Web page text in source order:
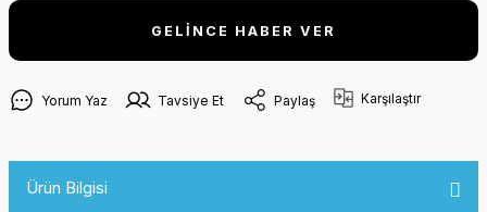
GELİNCE HABER VER
Yorum Yaz Tavsiye Et Paylaş Karşılaştır
Ürün Bilgisi